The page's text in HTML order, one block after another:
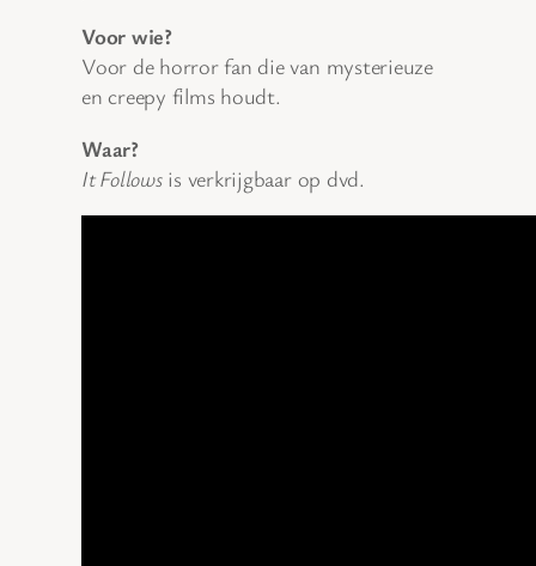
Voor wie?
Voor de horror fan die van mysterieuze
en creepy films houdt.
Waar?
It Followsis verkrijgbaar op dvd.